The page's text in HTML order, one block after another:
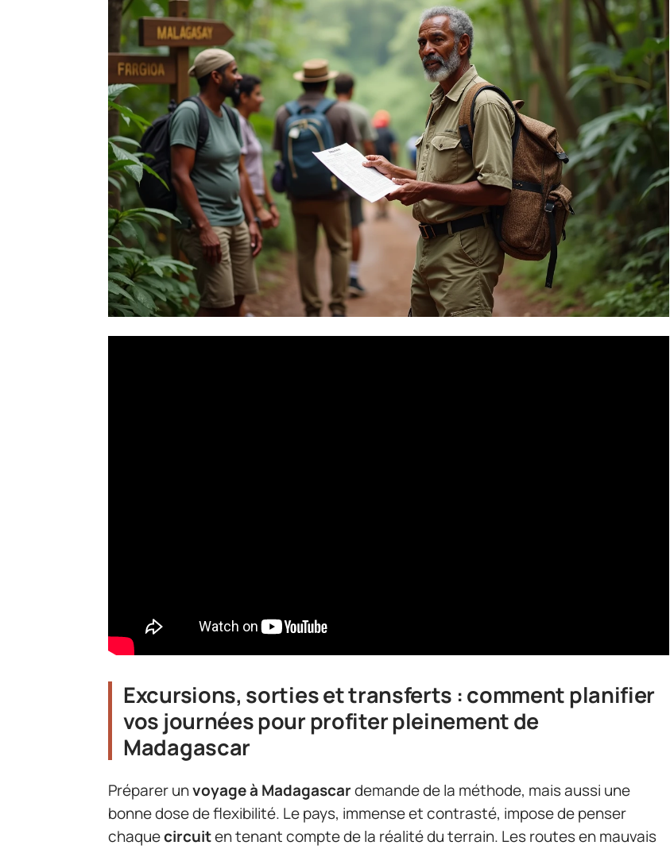
Excursions, sorties et transferts : comment planifier
vos journées pour profiter pleinement de
Madagascar
Préparer unvoyage à Madagascardemande de la méthode, mais aussi une
bonne dose de flexibilité. Le pays, immense et contrasté, impose de penser
chaquecircuiten tenant compte de la réalité du terrain. Les routes en mauvais